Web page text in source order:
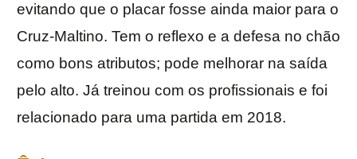
evitando que o placar fosse ainda maior para o
Cruz-Maltino. Tem o reflexo e a defesa no chão
como bons atributos; pode melhorar na saída
pelo alto. Já treinou com os profissionais e foi
relacionado para uma partida em 2018.